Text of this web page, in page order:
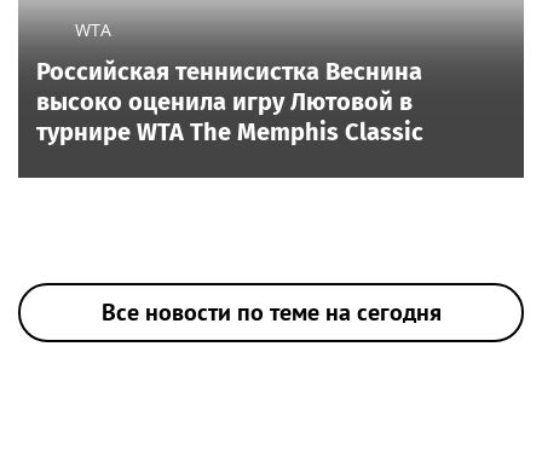
WTA
Российская теннисистка Веснина
высоко оценила игру Лютовой в
турнире WTA The Memphis Classic
Все новости по теме на сегодня